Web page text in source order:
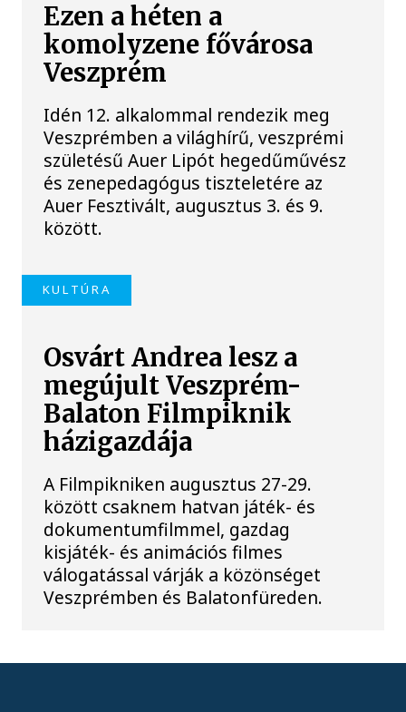
Ezen a héten a
komolyzene fővárosa
Veszprém
Idén 12. alkalommal rendezik meg
Veszprémben a világhírű, veszprémi
születésű Auer Lipót hegedűművész
és zenepedagógus tiszteletére az
Auer Fesztivált, augusztus 3. és 9.
között.
KULTÚRA
Osvárt Andrea lesz a
megújult Veszprém-
Balaton Filmpiknik
házigazdája
A Filmpikniken augusztus 27-29.
között csaknem hatvan játék- és
dokumentumfilmmel, gazdag
kisjáték- és animációs filmes
válogatással várják a közönséget
Veszprémben és Balatonfüreden.